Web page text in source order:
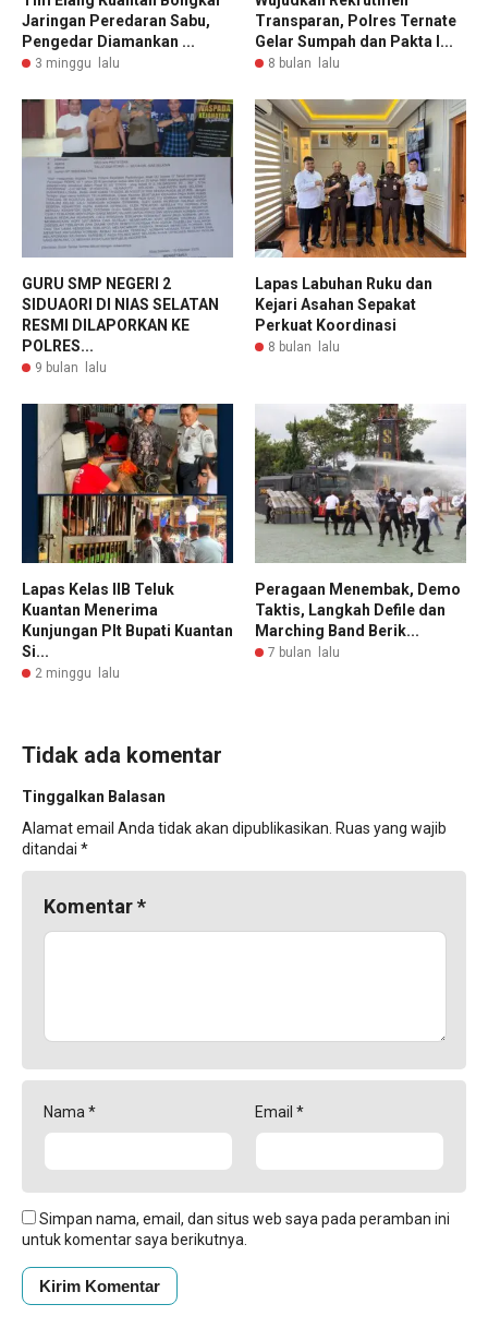
Jaringan Peredaran Sabu,
Pengedar Diamankan ...
3 minggu lalu
Transparan, Polres Ternate
Gelar Sumpah dan Pakta I...
8 bulan lalu
GURU SMP NEGERI 2
SIDUAORI DI NIAS SELATAN
RESMI DILAPORKAN KE
POLRES...
9 bulan lalu
Lapas Labuhan Ruku dan
Kejari Asahan Sepakat
Perkuat Koordinasi
8 bulan lalu
Lapas Kelas IIB Teluk
Kuantan Menerima
Kunjungan Plt Bupati Kuantan
Si...
2 minggu lalu
Peragaan Menembak, Demo
Taktis, Langkah Defile dan
Marching Band Berik...
7 bulan lalu
Tidak ada komentar
Tinggalkan Balasan
Alamat email Anda tidak akan dipublikasikan. Ruas yang wajib
ditandai *
Komentar*
Nama * Email *
Simpan nama, email, dan situs web saya pada peramban ini
untuk komentar saya berikutnya.